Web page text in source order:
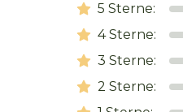
5 Sterne:
4Sterne:
3 Sterne:
2 Sterne: